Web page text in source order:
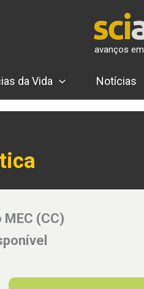
avanços em
da Vida Notícias
(CC)